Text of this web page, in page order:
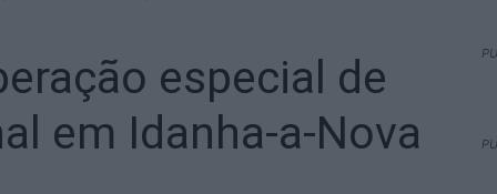
especial de
em Idanha-a-Nova